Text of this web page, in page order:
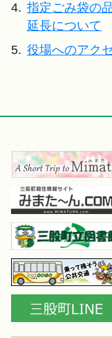
4. 指定ごみ袋の
延長について
5. 役場へのアク